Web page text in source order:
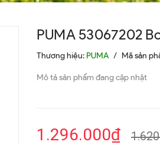
PUMA 53067202
Thương hiệu: PUMA / Mã sản
Mô tả sản phẩm đang cập nhật
1.296.000₫